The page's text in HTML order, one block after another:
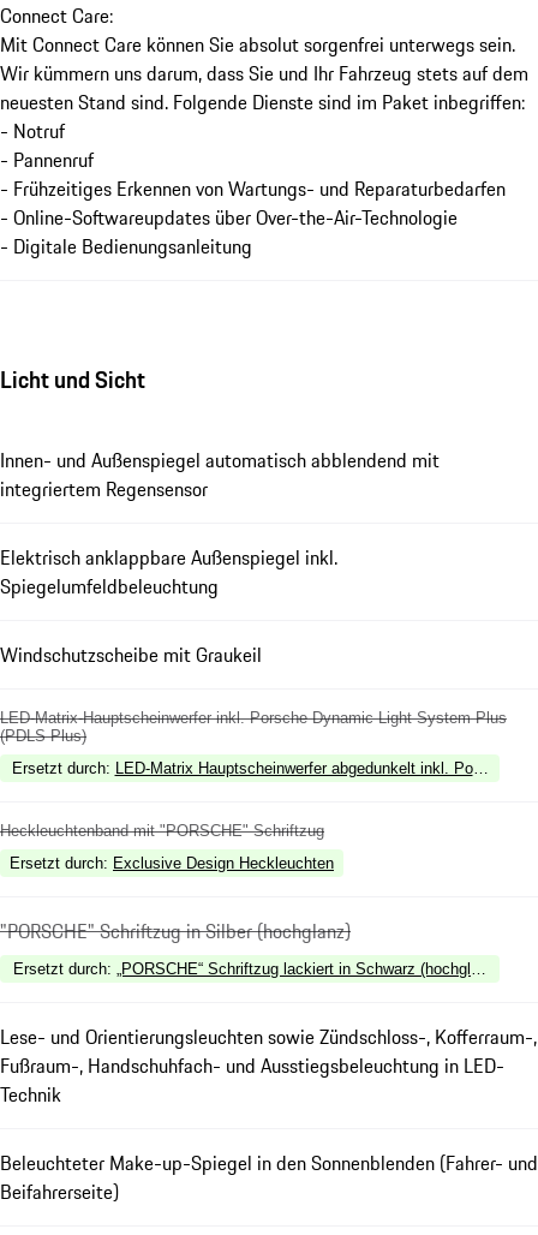
Connect Care:
Mit Connect Care können Sie absolut sorgenfrei unterwegs sein.
Wir kümmern uns darum, dass Sie und Ihr Fahrzeug stets auf dem
neuesten Stand sind. Folgende Dienste sind im Paket inbegriffen:
- Notruf
- Pannenruf
- Frühzeitiges Erkennen von Wartungs- und Reparaturbedarfen
- Online-Softwareupdates über Over-the-Air-Technologie
- Digitale Bedienungsanleitung
Licht und Sicht
Innen- und Außenspiegel automatisch abblendend mit
integriertem Regensensor
Elektrisch anklappbare Außenspiegel inkl.
Spiegelumfeldbeleuchtung
Windschutzscheibe mit Graukeil
LED-Matrix-Hauptscheinwerfer inkl. Porsche Dynamic Light System Plus
(PDLS Plus)
Ersetzt durch: LED-Matrix Hauptscheinwerfer abgedunkelt inkl. Porsche
Heckleuchtenband mit "PORSCHE" Schriftzug
Ersetzt durch: Exclusive Design Heckleuchten
"PORSCHE" Schriftzug in Silber (hochglanz)
Ersetzt durch: „PORSCHE“ Schriftzug lackiert in Schwarz (hochglanz)
Lese- und Orientierungsleuchten sowie Zündschloss-, Kofferraum-,
Fußraum-, Handschuhfach- und Ausstiegsbeleuchtung in LED-
Technik
Beleuchteter Make-up-Spiegel in den Sonnenblenden (Fahrer- und
Beifahrerseite)